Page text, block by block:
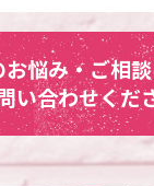
悩み・ご相
い合わせくだ